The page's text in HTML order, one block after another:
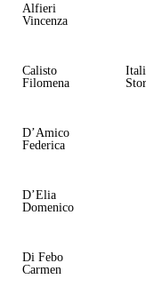
Alfieri
Vincenza
Calisto
Filomena
D’Amico
Federica
D’Elia
Domenico
Di Febo
Carmen